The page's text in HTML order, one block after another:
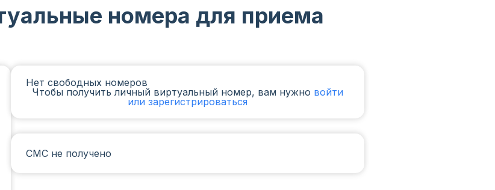
номера для приема
Нет свободных номеров
Чтобы получить личный виртуальный номер, вам нужно войти
или зарегистрироваться
СМС не получено